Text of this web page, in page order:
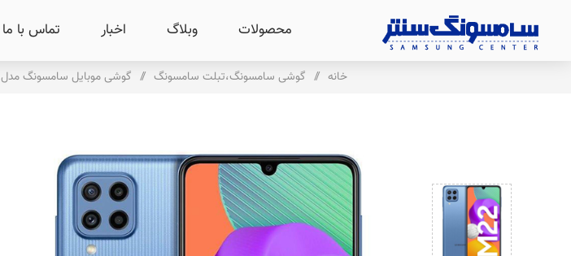
محصولات وبلاگ اخبار تماس با ما
خانه / گوشی سامسونگ،تبلت سامسونگ / گوشی موبایل سامسونگ مدل Galaxy M22 دو سیم کارت ظرفیت 128 گیگابایت و رم 4 گیگابایت